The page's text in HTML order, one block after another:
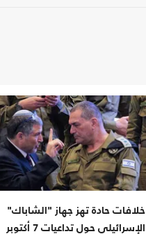
خلافات حادة تهز جهاز "الشاباك"
الإسرائيلي حول تداعيات 7 أكتوبر